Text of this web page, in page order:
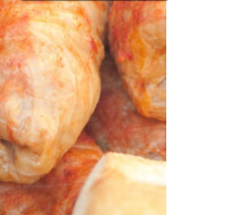
de
prețuri:
112 lei
până